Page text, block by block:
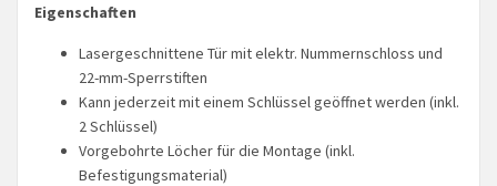
Eigenschaften
Lasergeschnittene Tür mit elektr. Nummernschloss und
22-mm-Sperrstiften
Kann jederzeit mit einem Schlüssel geöffnet werden (inkl.
2 Schlüssel)
Vorgebohrte Löcher für die Montage (inkl.
Befestigungsmaterial)